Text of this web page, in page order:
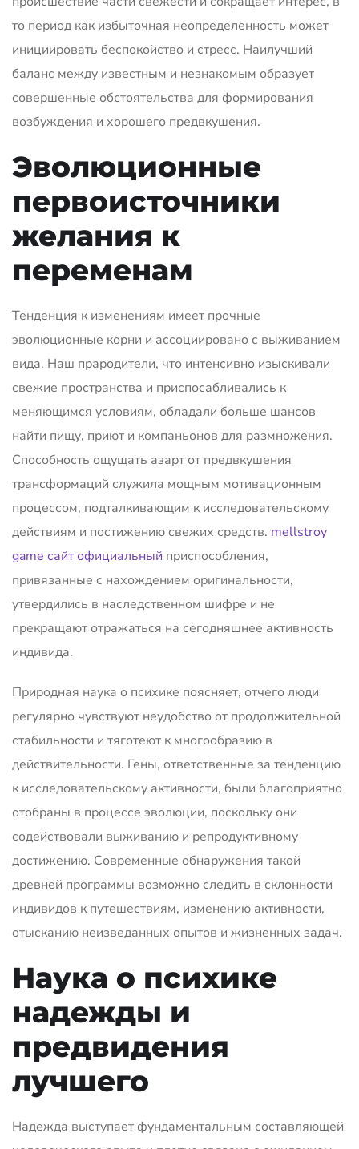
то период как избыточная неопределенность может
инициировать беспокойство и стресс. Наилучший
баланс между известным и незнакомым образует
совершенные обстоятельства для формирования
возбуждения и хорошего предвкушения.
Эволюционные
первоисточники
желания к
переменам
Тенденция к изменениям имеет прочные
эволюционные корни и ассоциировано с выживанием
вида. Наш прародители, что интенсивно изыскивали
свежие пространства и приспосабливались к
меняющимся условиям, обладали больше шансов
найти пищу, приют и компаньонов для размножения.
Способность ощущать азарт от предвкушения
трансформаций служила мощным мотивационным
процессом, подталкивающим к исследовательскому
действиям и постижению свежих средств. mellstroy
game сайт официальный приспособления,
привязанные с нахождением оригинальности,
утвердились в наследственном шифре и не
прекращают отражаться на сегодняшнее активность
индивида.
Природная наука о психике поясняет, отчего люди
регулярно чувствуют неудобство от продолжительной
стабильности и тяготеют к многообразию в
действительности. Гены, ответственные за тенденцию
к исследовательскому активности, были благоприятно
отобраны в процессе эволюции, поскольку они
содействовали выживанию и репродуктивному
достижению. Современные обнаружения такой
древней программы возможно следить в склонности
индивидов к путешествиям, изменению активности,
отысканию неизведанных опытов и жизненных задач.
Наука о психике
надежды и
предвидения
лучшего
Надежда выступает фундаментальным составляющей